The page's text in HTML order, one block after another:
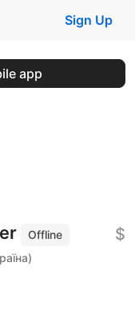
Sign Up
app
Offline
$